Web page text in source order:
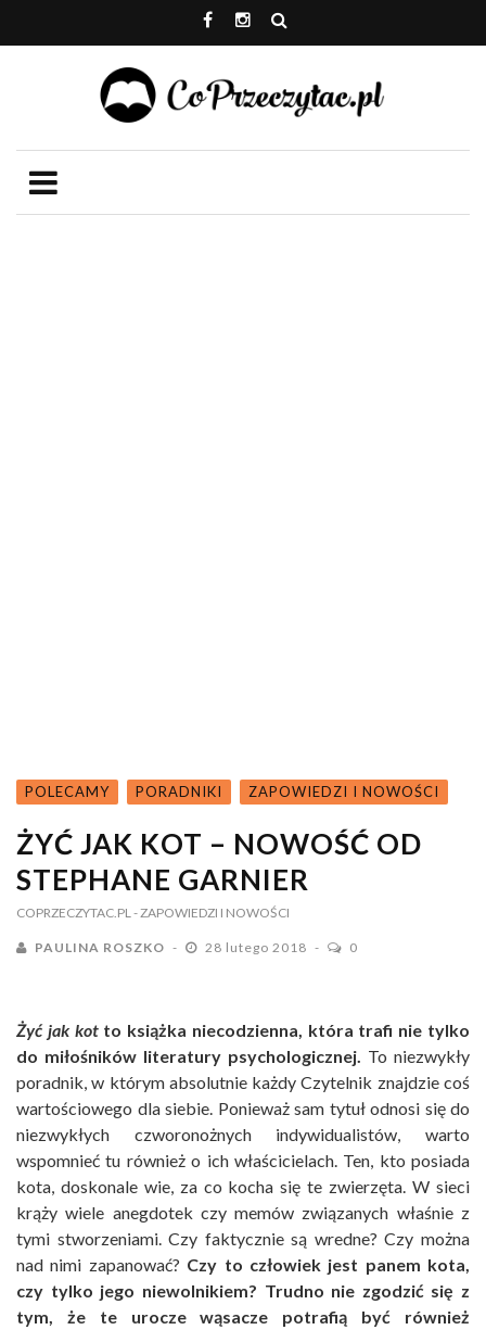
POLECAMY PORADNIKI ZAPOWIEDZI I NOWOŚCI
ŻYĆ JAK KOT – NOWOŚĆ OD
STEPHANE GARNIER
COPRZECZYTAC.PL - ZAPOWIEDZI I NOWOŚCI
PAULINA ROSZKO 28 lutego 2018 0
Żyć jak kotto książka niecodzienna, która trafi nie tylko
do miłośników literatury psychologicznej. To niezwykły
poradnik, w którym absolutnie każdy Czytelnik znajdzie coś
wartościowego dla siebie. Ponieważ sam tytuł odnosi się do
niezwykłych czworonożnych indywidualistów, warto
wspomnieć tu również o ich właścicielach. Ten, kto posiada
kota, doskonale wie, za co kocha się te zwierzęta. W sieci
krąży wiele anegdotek czy memów związanych właśnie z
tymi stworzeniami. Czy faktycznie są wredne? Czy można
nad nimi zapanować? Czy to człowiek jest panem kota,
czy tylko jego niewolnikiem? Trudno nie zgodzić się z
tym, że te urocze wąsacze potrafią być również